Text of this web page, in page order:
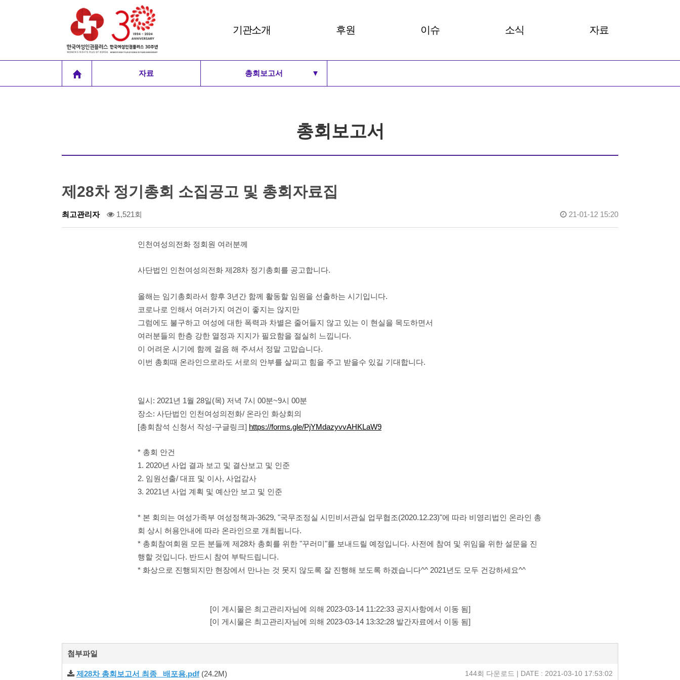
기관소개
비전 및 30주년 BI
주요사업과 부설기관
후원 이슈 소식 자료
자료 총회보고서 ▼
총회보고서
제28차 정기총회 소집공고 및 총회자료집
최고관리자 1,521회 21-01-12 15:20
인천여성의전화 정회원 여러분께
사단법인 인천여성의전화 제28차 정기총회를 공고합니다.
올해는 임기총회라서 향후 3년간 함께 활동할 임원을 선출하는 시기입니다.
코로나로 인해서 여러가지 여건이 좋지는 않지만
그럼에도 불구하고 여성에 대한 폭력과 차별은 줄어들지 않고 있는 이 현실을 목도하면서
여러분들의 한층 강한 열정과 지지가 필요함을 절실히 느낍니다.
이 어려운 시기에 함께 걸음 해 주셔서 정말 고맙습니다.
이번 총회때 온라인으로라도 서로의 안부를 살피고 힘을 주고 받을수 있길 기대합니다.
일시: 2021년 1월 28일(목) 저녁 7시 00분~9시 00분
장소: 사단법인 인천여성의전화/ 온라인 화상회의
[총회참석 신청서 작성-구글링크] https://forms.gle/PjYMdazyvvAHKLaW9
* 총회 안건
1. 2020년 사업 결과 보고 및 결산보고 및 인준
2. 임원선출/ 대표 및 이사, 사업감사
3. 2021년 사업 계획 및 예산안 보고 및 인준
* 본 회의는 여성가족부 여성정책과-3629, "국무조정실 시민비서관실 업무협조(2020.12.23)"에 따라 비영리법인 온라인 총
회 상시 허용안내에 따라 온라인으로 개최됩니다.
* 총회참여회원 모든 분들께 제28차 총회를 위한 "꾸러미"를 보내드릴 예정입니다. 사전에 참여 및 위임을 위한 설문을 진
행할 것입니다. 반드시 참여 부탁드립니다.
* 화상으로 진행되지만 현장에서 만나는 것 못지 않도록 잘 진행해 보도록 하겠습니다^^ 2021년도 모두 건강하세요^^
[이 게시물은 최고관리자님에 의해 2023-03-14 11:22:33 공지사항에서 이동 됨]
[이 게시물은 최고관리자님에 의해 2023-03-14 13:32:28 발간자료에서 이동 됨]
첨부파일
제28차 총회보고서 최종_ 배포용.pdf (24.2M) 144회 다운로드 | DATE : 2021-03-10 17:53:02